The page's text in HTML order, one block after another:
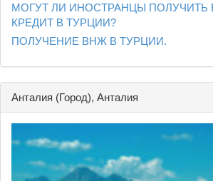
МОГУТ ЛИ ИНОСТРАНЦЫ ПОЛУЧИТЬ
КРЕДИТ В ТУРЦИИ?
ПОЛУЧЕНИЕ ВНЖ В ТУРЦИИ.
Анталия (Город), Анталия